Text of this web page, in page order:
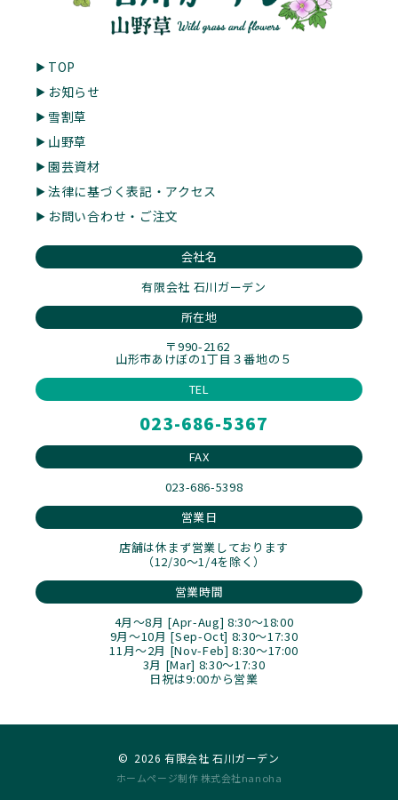
TOP
お知らせ
雪割草
山野草
園芸資材
法律に基づく表記・アクセス
お問い合わせ・ご注文
会社名
有限会社 石川ガーデン
所在地
〒990-2162
山形市あけぼの1丁目３番地の５
TEL
023-686-5367
FAX
023-686-5398
営業日
店舗は休まず営業しております
（12/30～1/4を除く）
営業時間
4月～8月 [Apr-Aug] 8:30～18:00
9月～10月 [Sep-Oct] 8:30～17:30
11月～2月 [Nov-Feb] 8:30～17:00
3月 [Mar] 8:30～17:30
日祝は9:00から営業
© 2026 有限会社 石川ガーデン
ホームページ制作 株式会社nanoha